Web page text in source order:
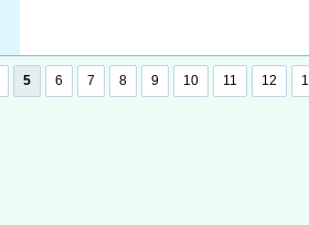
5 6 7 8 9 10 11 12